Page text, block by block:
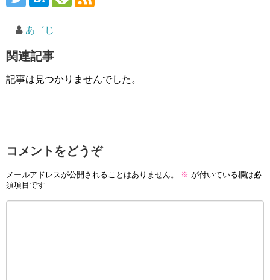
あ゛じ
関連記事
記事は見つかりませんでした。
コメントをどうぞ
メールアドレスが公開されることはありません。 ※ が付いている欄は必
須項目です